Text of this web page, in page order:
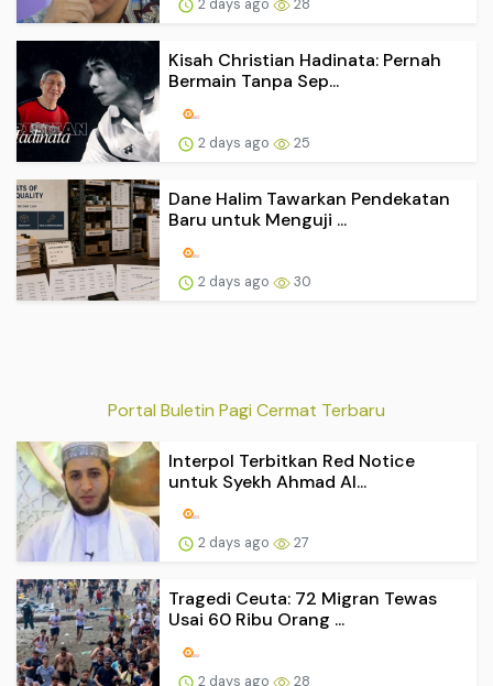
2 days ago 28
Kisah Christian Hadinata: Pernah
Bermain Tanpa Sep...
2 days ago 25
Dane Halim Tawarkan Pendekatan
Baru untuk Menguji ...
2 days ago 30
Portal Buletin Pagi Cermat Terbaru
Interpol Terbitkan Red Notice
untuk Syekh Ahmad Al...
2 days ago 27
Tragedi Ceuta: 72 Migran Tewas
Usai 60 Ribu Orang ...
2 days ago 28